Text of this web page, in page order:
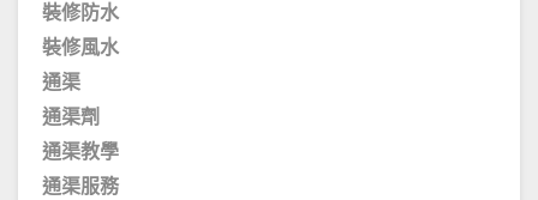
裝修防水
裝修風水
通渠
通渠劑
通渠教學
通渠服務